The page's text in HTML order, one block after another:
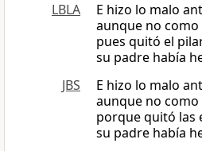
LBLA E hizo lo malo
aunque no
pues quitó el
su padre había
JBS
E hizo lo malo
aunque no
porque quitó las
su padre había